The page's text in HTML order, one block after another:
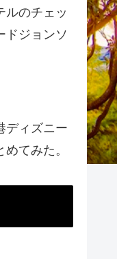
ルのチェッ
ドジョンソ
ディズニー
てみた。